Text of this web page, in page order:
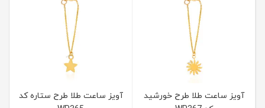
آویز ساعت طلا طرح خورشید
آویز ساعت طلا طرح ستاره کد